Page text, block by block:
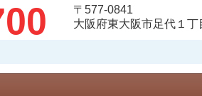
〒577-0841
大阪府東大阪市足代１丁